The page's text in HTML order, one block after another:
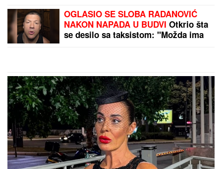
TEŠKA NESREĆA KOD RUMEAuto
udario u bicikl, stradao muškarac